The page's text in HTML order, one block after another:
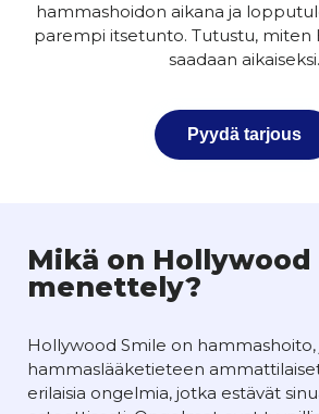
hammashoidon aikana ja
parempi itsetunto. Tutustu, miten
saadaan aikaiseksi.
Pyydä tarjous
Mikä on Hollywood
menettely?
Hollywood Smile on hammashoito,
hammaslääketieteen
erilaisia ongelmia, jotka estävät